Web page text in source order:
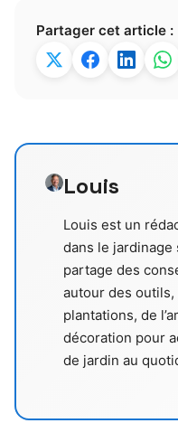
Partager cet article :
Louis
Louis est un
dans le
partage des
autour des
plantations, de
décoration pour
de jardin au